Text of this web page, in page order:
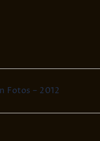
Fotos – 2012